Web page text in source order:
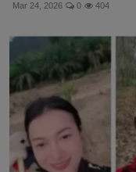
Mar 24, 2026 0 404